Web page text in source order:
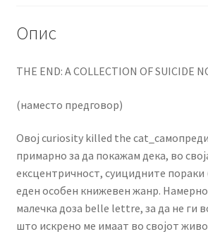
Опис
THE END: A COLLECTION OF SUICIDE
(наместо предговор)
Овој curiosity killed the
примарно за да покажам дека, во
ексцентричност, суицидните пораки
еден особен книжевен жанр.
малечка доза belle lettre, за да не ги
што искрено ме имаат во својот